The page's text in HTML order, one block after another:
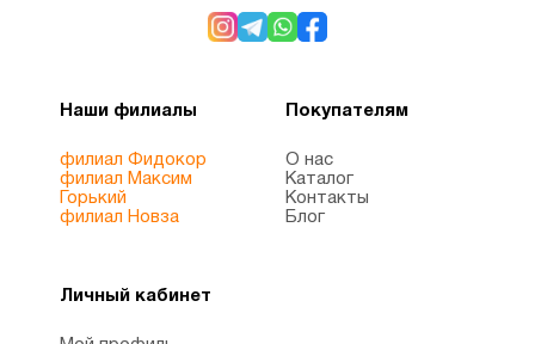
Наши филиалы
филиал Фидокор
филиал Максим
Горький
филиал Новза
Покупателям
О нас
Каталог
Контакты
Блог
Личный кабинет